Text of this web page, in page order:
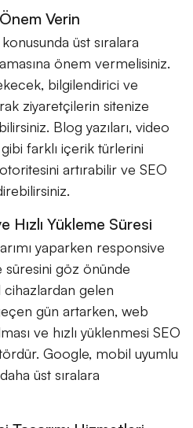
Verin
üst sıralara
önem vermelisiniz.
bilgilendirici ve
ziyaretçilerin sitenize
Blog yazıları, video
farklı içerik türlerini
artırabilir ve SEO
Hızlı Yükleme Süresi
yaparken responsive
süresini göz önünde
cihazlardan gelen
gün artarken, web
ve hızlı yüklenmesi SEO
Google, mobil uyumlu
üst sıralara